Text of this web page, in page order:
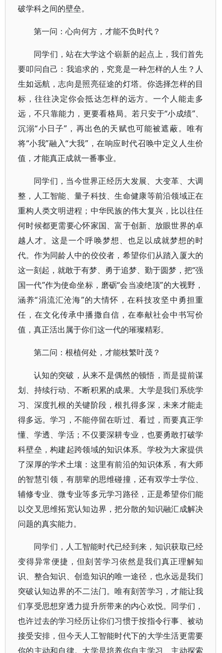
破学科之间的壁垒。
第一问：心向何方，才能不负时代？
同学们，站在大学这个崭新的起点上，我们首先
要叩问自己：我追求的，究竟是一种怎样的人生？人
生如远航，志向是照亮征途的灯塔。你选择怎样的目
标，往往决定你会抵达怎样的远方。一个人能走多
远，不只靠能力，更要看格局。若只安于“小成绩”、
沉溺“小日子”，再出色的天赋也可能被遮蔽。唯有
将“小我”融入“大我”，在响应时代召唤中定义人生价
值，才能真正成就一番事业。
同学们，当今世界正经历大发展、大变革、大调
整，人工智能、量子科技、生命健康等前沿领域正在
重构人类文明进程；中华民族的伟大复兴，比以往任
何时候都更需要心怀家国、富于创新、放眼世界的卓
越人才。这是一个呼唤梦想、也足以成就梦想的时
代。作为同龄人中的佼佼者，希望你们从踏入厦大的
这一刻起，就敢于有梦、勇于追梦、勤于圆梦，把“强
国一代”作为使命坐标，磨砺“会当凌绝顶”的大视野，
涵养“涓流汇沧海”的大情怀，在科技攻坚中勇担重
任，在文化传承中播撒自信，在奉献社会中书写价
值，真正活出属于你们这一代的璀璨精彩。
第二问：根植何处，才能枝繁叶茂？
认知的突破，从来不是偶然的顿悟，而是提前谋
划、持续行动、不断积累的成果。大学是我们系统学
习、深度扎根的关键阶段，根扎得多深，未来才能走
得多远。学习，不能停留在听过、看过，而要真正学
懂、学透、学活；不仅要深耕专业，也要勇敢打破学
科壁垒，构建起跨领域的知识体系。学校为大家提供
了深厚的学术土壤：这里有前沿的知识体系，有大师
的智慧引领，有朋辈的思维碰撞，还有双学士学位、
辅修专业、微专业等多元学习路径，正是希望你们能
以交叉思维拓宽认知边界，把分散的知识融汇成解决
问题的真实能力。
同学们，人工智能时代已经到来，知识获取已经
变得异常便捷，但刻苦学习依然是我们真正理解知
识、整合知识、创造知识的唯一途径，也永远是我们
突破认知边界的不二法门。唯有刻苦学习，才能让我
们享受思想穿透力提升所带来的内心欢悦。同学们，
也许过去的学习经历让你们习惯于按指令行事、被动
接受安排，但今天人工智能时代下的大学生活更需要
你的主动和自律。大学是培养你自主学习、主动探索